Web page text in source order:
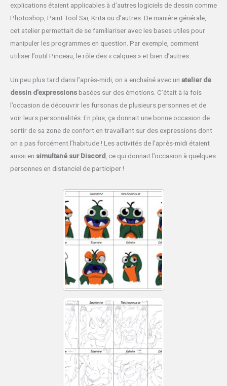
explications étaient applicables à d’autres logiciels de dessin comme
Photoshop, Paint Tool Sai, Krita ou d’autres. De manière générale,
cet atelier permettait de se familiariser avec les bases utiles pour
manipuler les programmes en question. Par exemple, comment
utiliser l’outil Pinceau, le rôle des « calques » et bien d’autres.
Un peu plus tard dans l’après-midi, on a enchaîné avec un atelier de
dessin d’expressionsbasées sur des émotions. C’était à la fois
l’occasion de découvrir les fursonas de plusieurs personnes et de
voir leurs personnalités. En plus, ça donnait une bonne occasion de
sortir de sa zone de confort en travaillant sur des expressions dont
on a pas forcément l’habitude ! Les activités de l’après-midi étaient
aussi en simultané sur Discord , ce qui donnait l’occasion à quelques
personnes en distanciel de participer !